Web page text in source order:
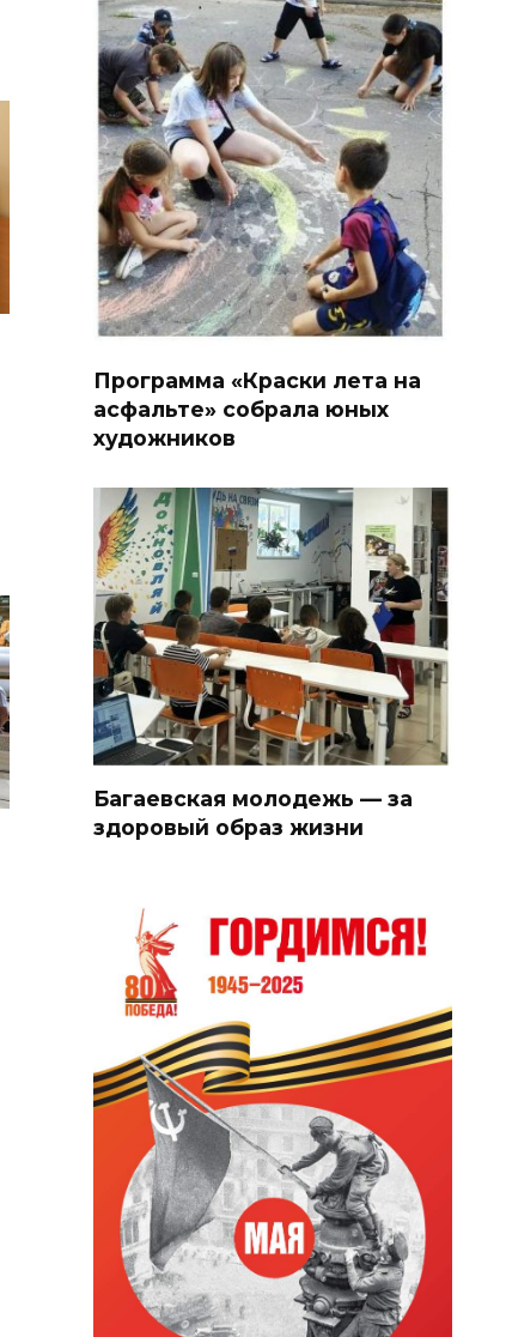
Программа «Краски лета на
асфальте» собрала юных
художников
Багаевская молодежь — за
здоровый образ жизни